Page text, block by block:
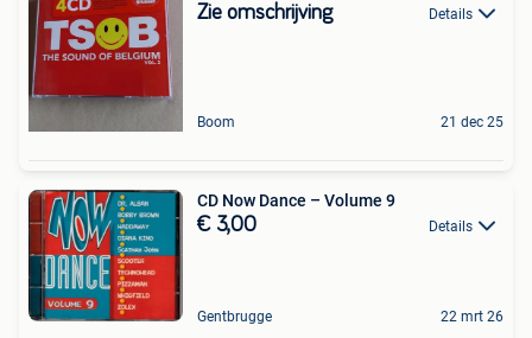
Zie omschrijving Details
Boom 21 dec 25
CD Now Dance – Volume 9
€ 3,00 Details
Gentbrugge 22 mrt 26